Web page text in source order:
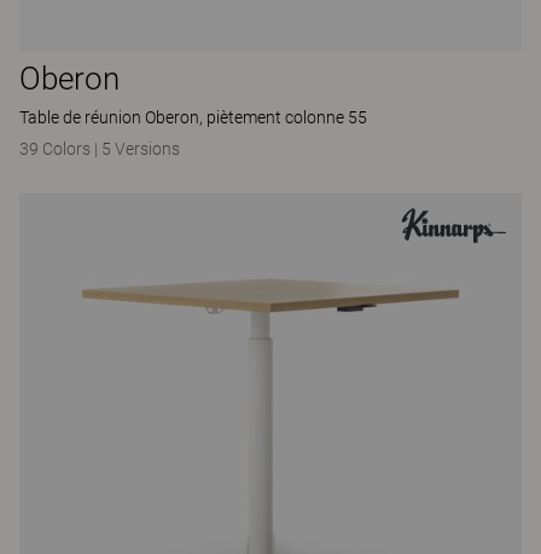
Oberon
Table de réunion Oberon, piètement colonne 55
39 Colors | 5 Versions